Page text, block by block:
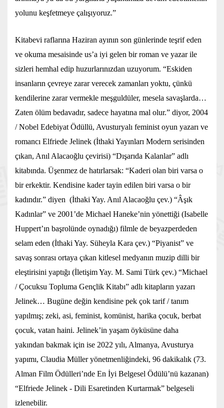
yolunu keşfetmeye çalışıyoruz.”
Kitabevi raflarına Haziran ayının son günlerinde teşrif eden
ve okuma mesaisinde us’a iyi gelen bir roman ve yazar ile
sizleri hemhal edip huzurlarınızdan uzuyorum. “Eskiden
insanların çevreye zarar verecek zamanları yoktu, çünkü
kendilerine zarar vermekle meşguldüler, mesela savaşlarda…
Zaten ölüm bedavadır, sadece hayatına mal olur.” diyor, 2004
/ Nobel Edebiyat Ödüllü, Avusturyalı feminist oyun yazarı ve
romancı Elfriede Jelinek (İthaki Yayınları Modern serisinden
çıkan, Anıl Alacaoğlu çevirisi) “Dışarıda Kalanlar” adlı
kitabında. Üşenmez de hatırlarsak: “Kaderi olan biri varsa o
bir erkektir. Kendisine kader tayin edilen biri varsa o bir
kadındır.” diyen (İthaki Yay. Anıl Alacaoğlu çev.) “Âşık
Kadınlar” ve 2001’de Michael Haneke’nin yönettiği (Isabelle
Huppert’ın başrolünde oynadığı) filmle de beyazperdeden
selam eden (İthaki Yay. Süheyla Kara çev.) “Piyanist” ve
savaş sonrası ortaya çıkan kitlesel medyanın muzip dilli bir
eleştirisini yaptığı (İletişim Yay. M. Sami Türk çev.) “Michael
/ Çocuksu Topluma Gençlik Kitabı” adlı kitapların yazarı
Jelinek… Bugüne değin kendisine pek çok tarif / tanım
yapılmış; zeki, asi, feminist, komünist, harika çocuk, berbat
çocuk, vatan haini. Jelinek’in yaşam öyküsüne daha
yakından bakmak için ise 2022 yılı, Almanya, Avusturya
yapımı, Claudia Müller yönetmenliğindeki, 96 dakikalık (73.
Alman Film Ödülleri’nde En İyi Belgesel Ödülü’nü kazanan)
“Elfriede Jelinek - Dili Esaretinden Kurtarmak” belgeseli
izlenebilir.